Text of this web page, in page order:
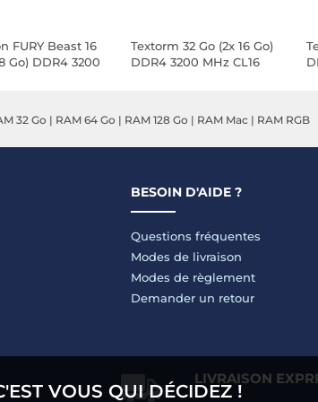
FURY Beast 16
Go) DDR4 3200
Textorm 32 Go (2x 16 Go)
DDR4 3200 MHz CL16
32 Go | RAM 64 Go | RAM 128 Go | RAM Mac | RAM RGB
BESOIN D'AIDE ?
Questions fréquentes
Modes de livraison
Modes de règlement
Demander un retour
LIVRAISON
VOUS QUI DÉCIDEZ !